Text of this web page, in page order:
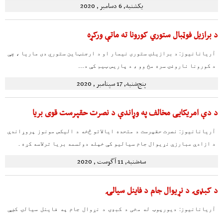
یکشنبه, 6 دسامبر , 2020
د برازیل فوټبال ستوري کورونا ته ماتې ورکړه
آریانانیوز: د برازیلۍ ستوری نیمار او د ارجنټاین ستوري دی ماریا ، چې
د کورونا ناروغۍ سره مخ وو ، د پاریس ټیم کې د…
پنج‌شنبه, 17 سپتامبر , 2020
د دې امریکایی مخالف په وړاندې د نصرت حقپرست قوی بریا
آریانانیوز: نصرت حقپرست د متحده ایالاتو څخه د الیکس مونوز پروړاندې
د ازادې مبارزې نړیوال جام سیالیو کې خپله دولسمه بریا ترلاسه کړه .
سه‌شنبه, 11 آگوست , 2020
د کبډۍ د نړیوال جام د فاینل سیالۍ
آریانانیوز: دیورپوټ له مخی د کبډۍ د نړوال جام په فاینل سیالۍ کښې